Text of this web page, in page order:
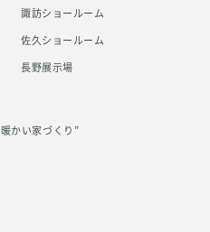
諏訪ショールーム
佐久ショールーム
長野展示場
暖かい家づくり”